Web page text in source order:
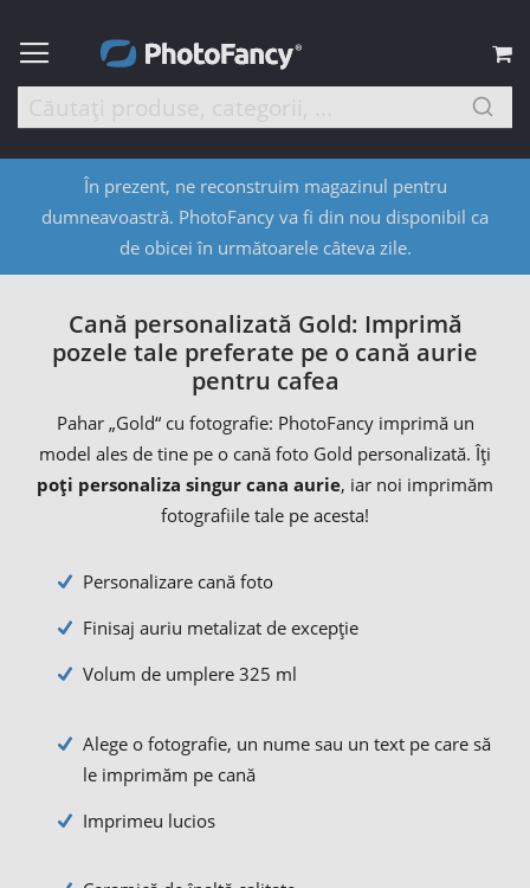
În prezent, ne reconstruim magazinul pentru
dumneavoastră. PhotoFancy va fi din nou disponibil ca
de obicei în următoarele câteva zile.
Cană personalizată Gold: Imprimă
pozele tale preferate pe o cană aurie
pentru cafea
Pahar „Gold“ cu fotografie: PhotoFancy imprimă un
model ales de tine pe o cană foto Gold personalizată. Îți
poți personaliza singur cana aurie, iar noi imprimăm
fotografiile tale pe acesta!
Personalizare cană foto
Finisaj auriu metalizat de excepție
Volum de umplere 325 ml
Alege o fotografie, un nume sau un text pe care să
le imprimăm pe cană
Imprimeu lucios